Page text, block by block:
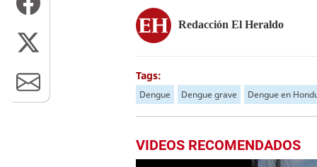
Redacción El Heraldo
Tags:
Dengue Dengue grave Dengue en
VIDEOS RECOMENDADOS